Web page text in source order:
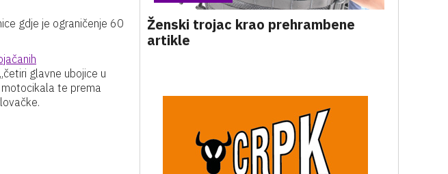
gdje je ograničenje 60
glavne ubojice u
motocikala te prema
Ženski trojac krao prehrambene
artikle